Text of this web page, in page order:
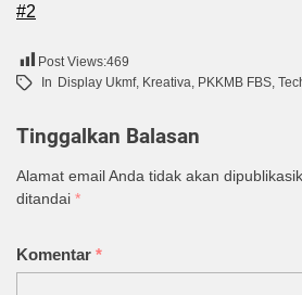
#2
Post Views:469
In Display Ukmf, Kreativa PKKMB FBS
Tinggalkan Balasan
Alamat email Anda tidak akan
ditandai *
Komentar *